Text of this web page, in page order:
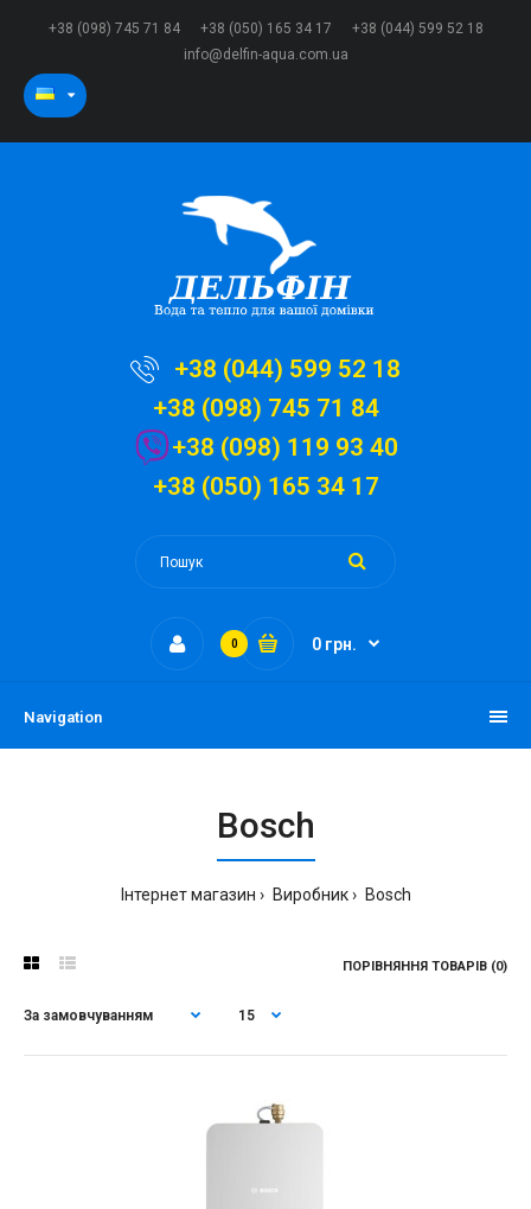
+38 (098) 745 71 84 +38 (050) 165 34 17
+38 (044) 599 52 18
info@delfin-aqua.com.ua
+38 (044) 599 52 18
+38 (098) 745 71 84
+38 (098) 119 93 40
+38 (050) 165 34 17
0 0 грн.
Navigation
Bosch
Інтернет магазин Виробник Bosch
ПОРІВНЯННЯ ТОВАРІВ (0)